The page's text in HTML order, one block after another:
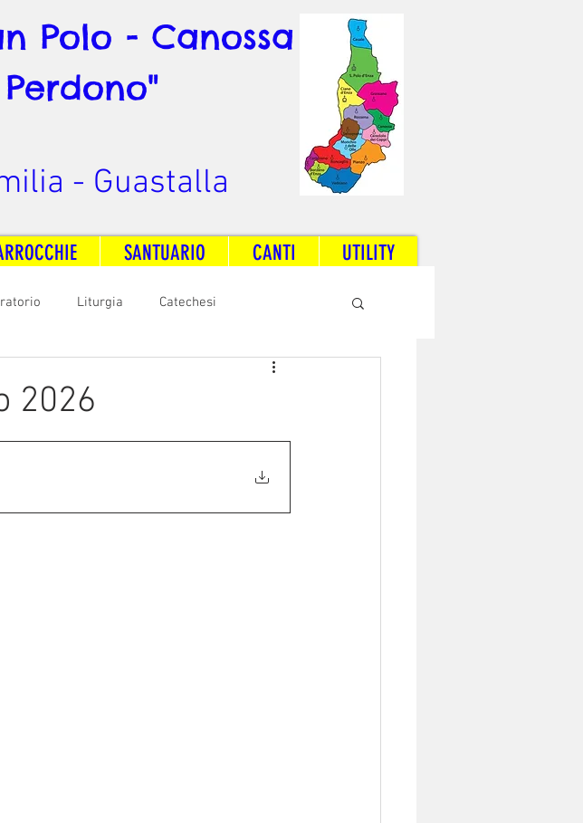
Polo - Canossa
- Guastalla
SANTUARIO CANTI UTILITY
Liturgia Catechesi
Radio Dream Together
2026